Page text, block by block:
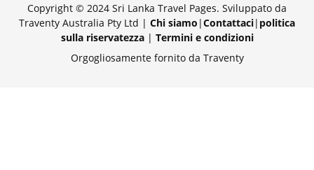
Copyright © 2024 Sri Lanka Travel Pages. Sviluppato da
Traventy Australia Pty Ltd | Chi siamo |Contattaci| politica
sulla riservatezza| Termini e condizioni
Orgogliosamente fornito da Traventy